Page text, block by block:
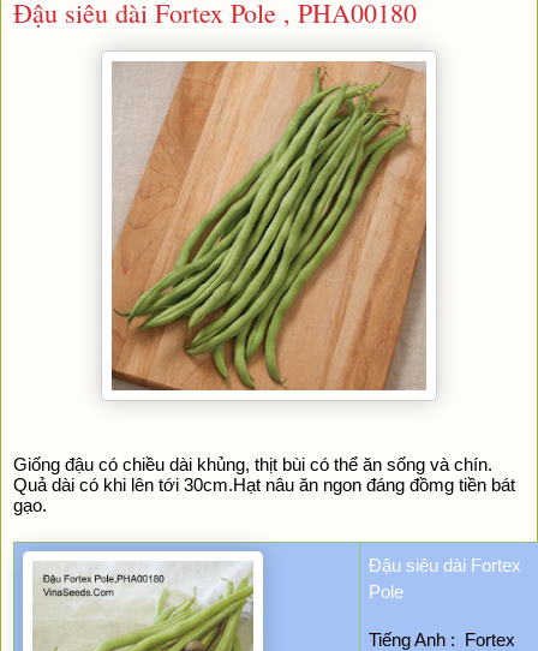
Đậu siêu dài Fortex Pole , PHA00180
Giống đậu có chiều dài khủng, thịt bùi có thể ăn sống và chín.
Quả dài có khi lên tới 30cm.Hạt nâu ăn ngon đáng đồmg tiền bát
gạo.
Đậu siêu dài Fortex
Pole
Tiếng Anh :  Fortex